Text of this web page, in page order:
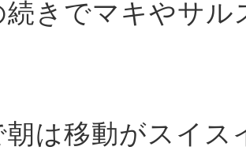
続きでマキやサ
朝は移動がスイス